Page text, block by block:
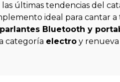
últimas tendencias del
ideal para cantar
parlantes Bluetooth y
categoría electro y